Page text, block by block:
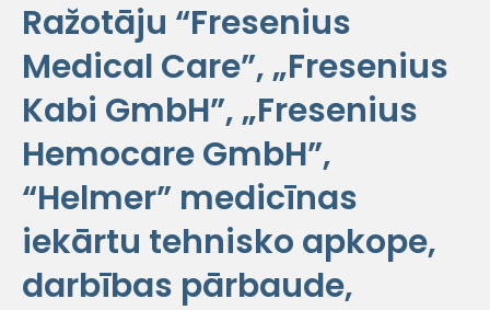
Ražotāju “Fresenius
Medical Care”, „Fresenius
Kabi GmbH”, „Fresenius
Hemocare GmbH”,
“Helmer” medicīnas
iekārtu tehnisko apkope,
darbības pārbaude,